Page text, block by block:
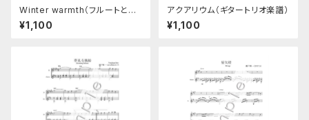
Winter warmth（フルートとギ
ターのデュオ楽譜）
¥1,100
アクアリウム（ギタートリオ楽譜）
¥1,100